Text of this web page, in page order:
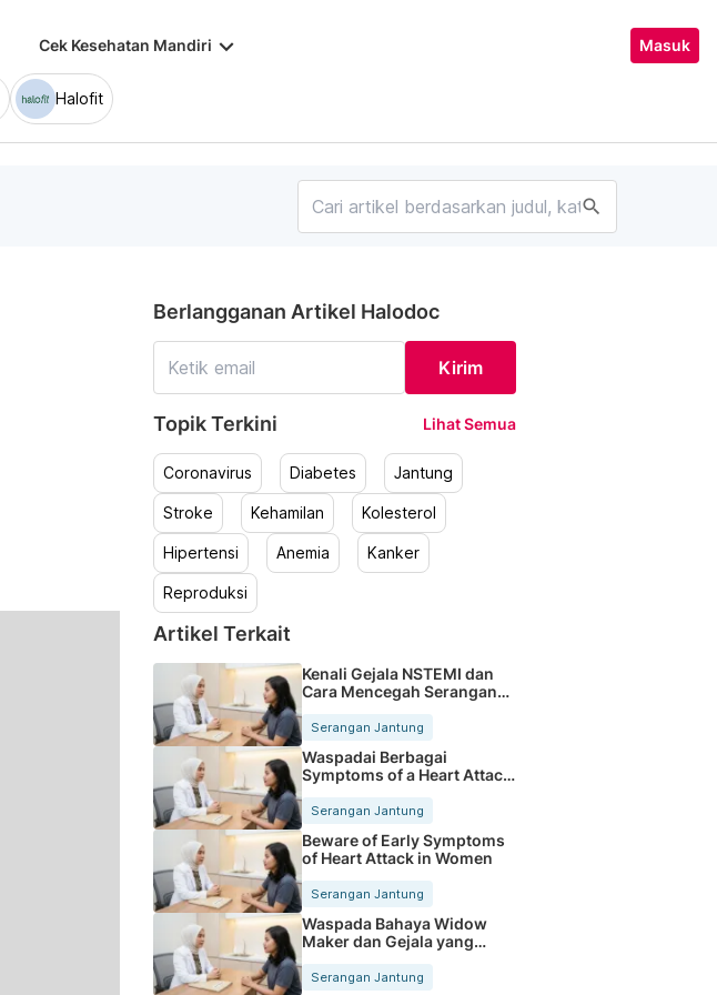
Cek Kesehatan Mandiri keyboard_arrow_down Masuk
Halofit
search
Berlangganan Artikel Halodoc
Kirim
Topik Terkini Lihat Semua
Coronavirus Diabetes Jantung
Stroke Kehamilan Kolesterol
Hipertensi Anemia Kanker
Reproduksi
Artikel Terkait
Kenali Gejala NSTEMI dan
Cara Mencegah Serangan
Serangan Jantung
Waspadai Berbagai
Symptoms of a Heart Attack
Serangan Jantung
Beware of Early Symptoms
of Heart Attack in Women
Serangan Jantung
Waspada Bahaya Widow
Maker dan Gejala yang
Serangan Jantung